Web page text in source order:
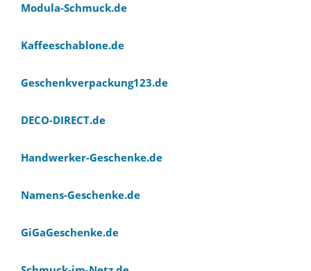
Modula-Schmuck.de
Kaffeeschablone.de
Geschenkverpackung123.de
DECO-DIRECT.de
Handwerker-Geschenke.de
Namens-Geschenke.de
GiGaGeschenke.de